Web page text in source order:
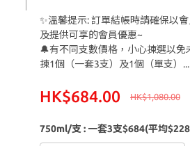
✨溫馨提示: 訂單結帳時請確保以
及提供可享的會員優惠~
🔔有不同支數價格，小心揀選以
揀1個（一套3支）及1個（單支）...
HK$1,080.00
HK$684.00
750ml/支 : 一套3支$684(平均